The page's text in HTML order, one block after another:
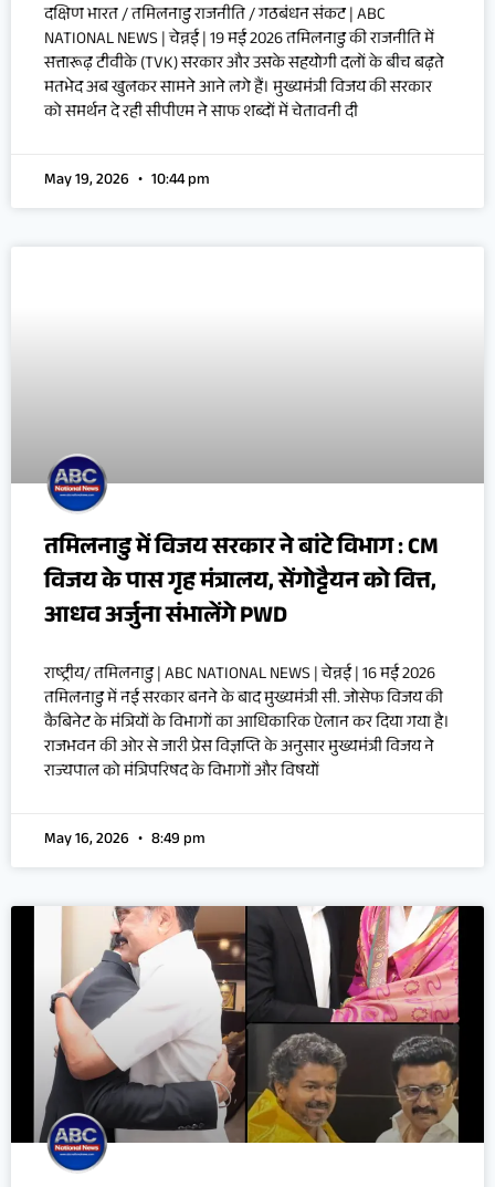
दक्षिण भारत / तमिलनाडु राजनीति / गठबंधन संकट | ABC
NATIONAL NEWS | चेन्नई | 19 मई 2026 तमिलनाडु की राजनीति में
सत्तारूढ़ टीवीके (TVK) सरकार और उसके सहयोगी दलों के बीच बढ़ते
मतभेद अब खुलकर सामने आने लगे हैं। मुख्यमंत्री विजय की सरकार
को समर्थन दे रही सीपीएम ने साफ शब्दों में चेतावनी दी
May 19, 2026 10:44 pm
तमिलनाडु में विजय सरकार ने बांटे विभाग : CM
विजय के पास गृह मंत्रालय, सेंगोट्टैयन को वित्त,
आधव अर्जुना संभालेंगे PWD
राष्ट्रीय/ तमिलनाडु | ABC NATIONAL NEWS | चेन्नई | 16 मई 2026
तमिलनाडु में नई सरकार बनने के बाद मुख्यमंत्री सी. जोसेफ विजय की
कैबिनेट के मंत्रियों के विभागों का आधिकारिक ऐलान कर दिया गया है।
राजभवन की ओर से जारी प्रेस विज्ञप्ति के अनुसार मुख्यमंत्री विजय ने
राज्यपाल को मंत्रिपरिषद के विभागों और विषयों
May 16, 2026 8:49 pm